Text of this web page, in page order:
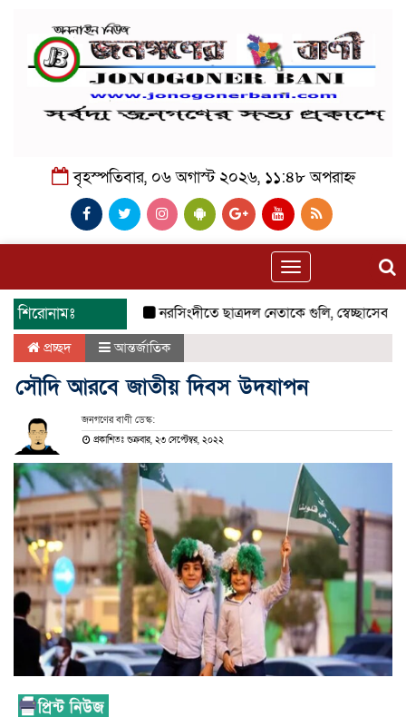
বৃহস্পতিবার, ০৬ অগাস্ট ২০২৬, ১১:৪৮ অপরাহ্ন
Toggle
navigation
শিরোনামঃ নরসিংদীতে ছাত্রদল নেতাকে গুলি, স্বেচ্ছাসেবক
প্রচ্ছদ আন্তর্জাতিক
সৌদি আরবে জাতীয় দিবস উদযাপন
জনগণের বাণী ডেস্ক:
প্রকাশিতঃ শুক্রবার, ২৩ সেপ্টেম্বর, ২০২২